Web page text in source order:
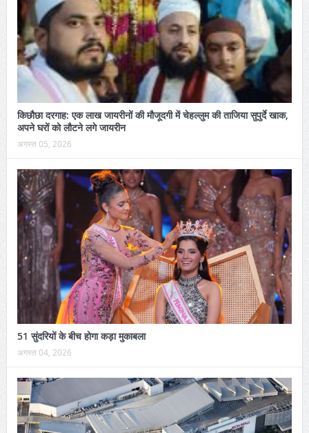
किछौछा दरगाह: एक लाख जायरीनों की मौजूदगी में चेहल्लुम की ताजिया सुपुर्दे खाक,
अपने घरों को लौटने लगे जायरीन
अगस्त 05, 2026
51 सुंदरियों के बीच होगा कड़ा मुकाबला
अगस्त 04, 2026